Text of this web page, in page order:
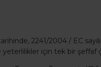
2241/2004 / EC
yeterlilikler için tek bir